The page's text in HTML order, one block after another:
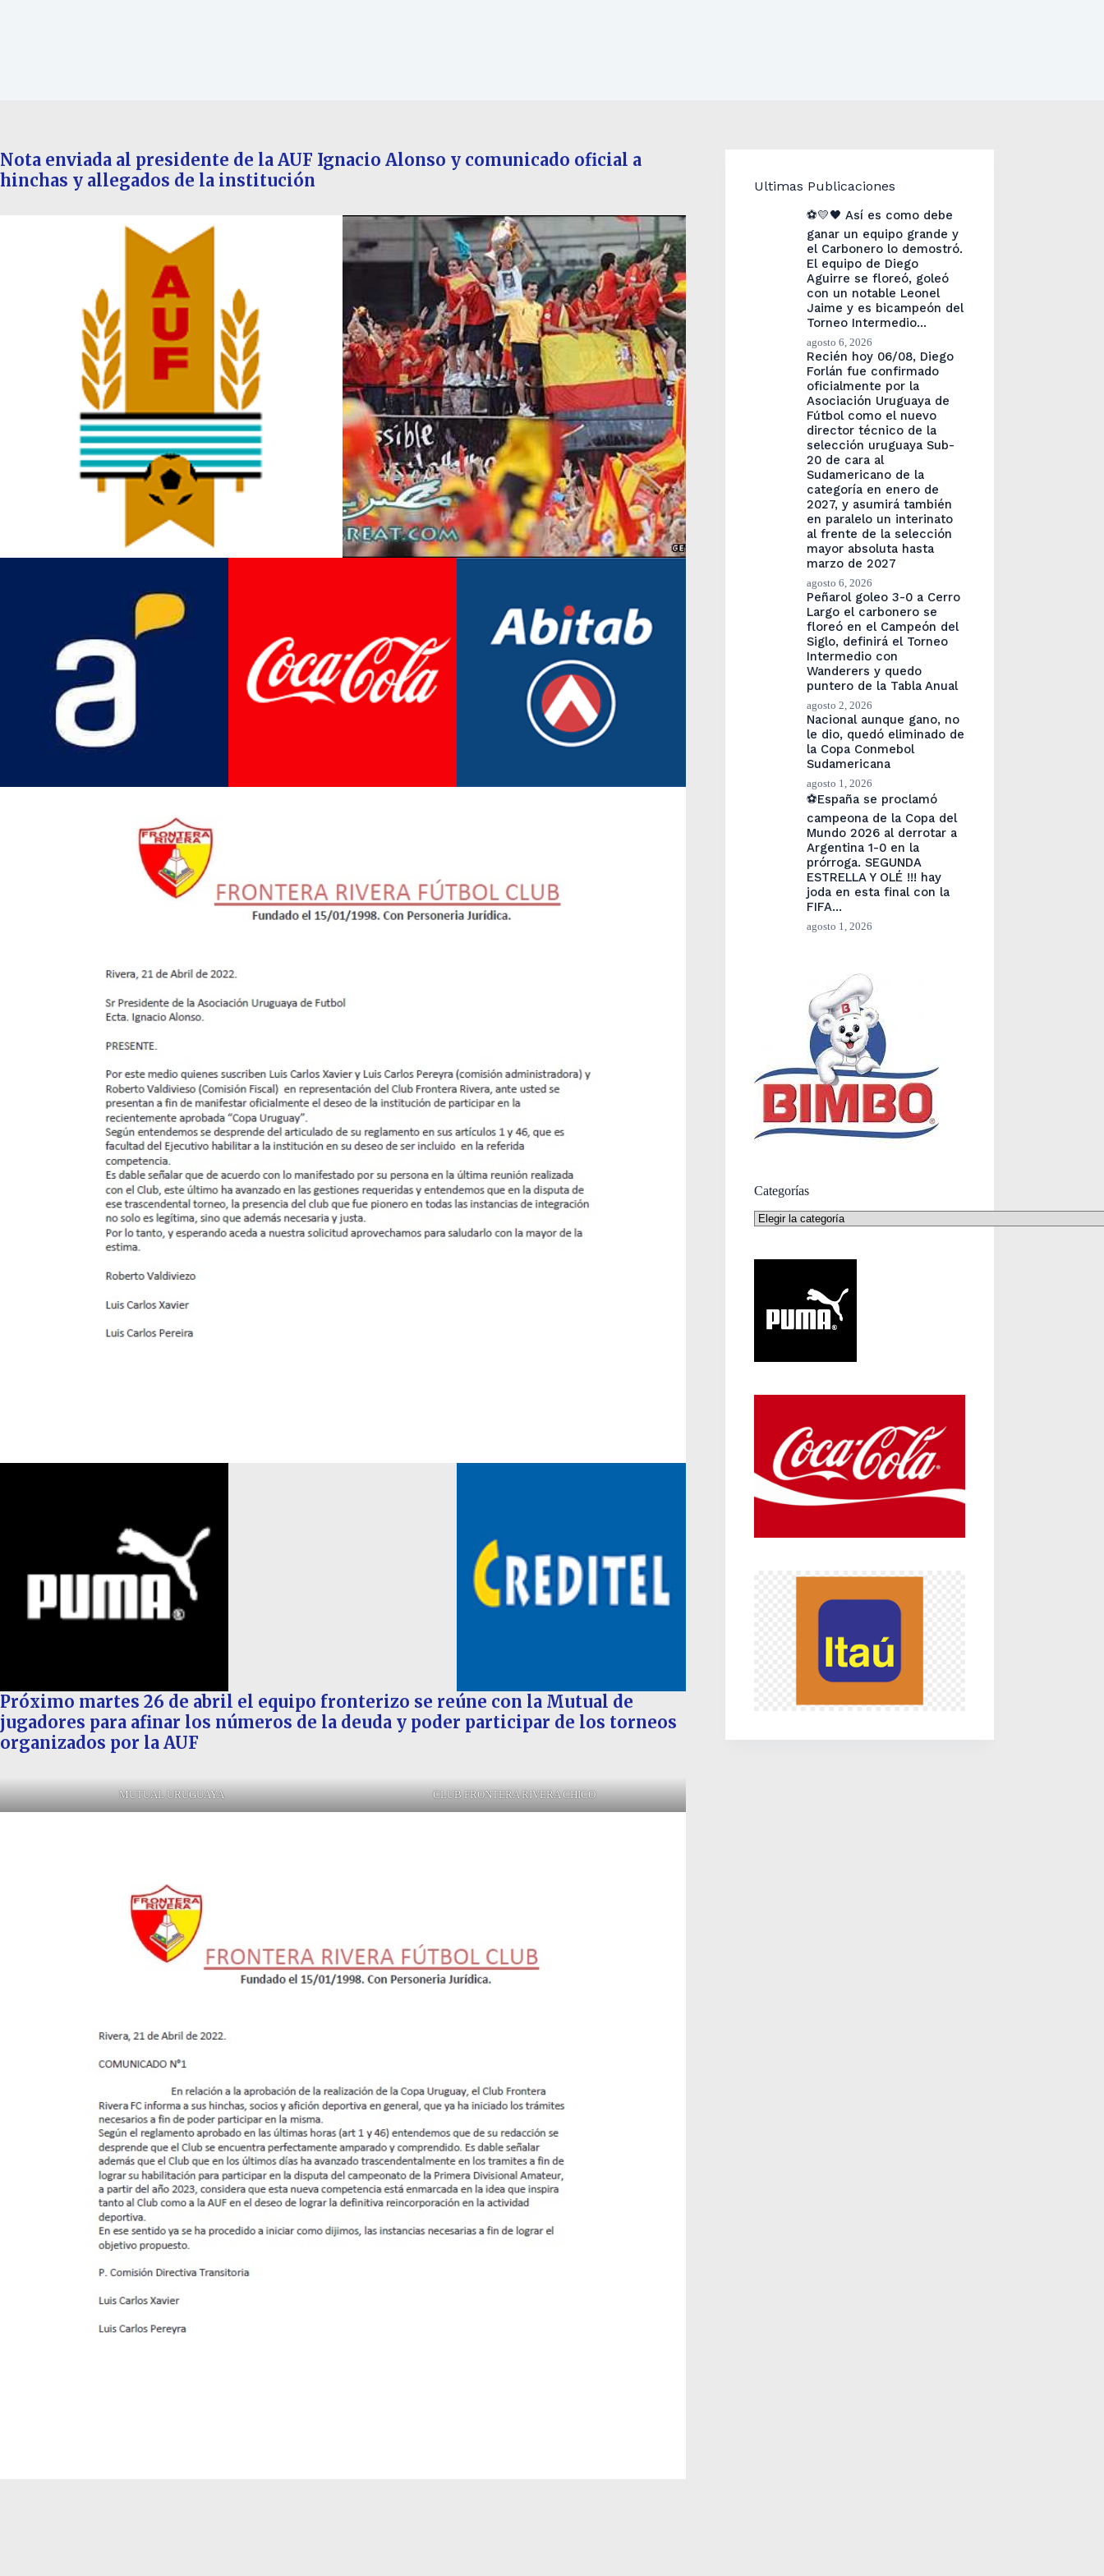
Nota enviada al presidente de la AUF Ignacio Alonso y comunicado oficial a
hinchas y allegados de la institución
Próximo martes 26 de abril el equipo fronterizo se reúne con la Mutual de
jugadores para afinar los números de la deuda y poder participar de los torneos
organizados por la AUF
MUTUAL URUGUAYA CLUB FRONTERA RIVERA CHICO
Ultimas Publicaciones
⚽💛🖤 Así es como debe
ganar un equipo grande y
el Carbonero lo demostró.
El equipo de Diego
Aguirre se floreó, goleó
con un notable Leonel
Jaime y es bicampeón del
Torneo Intermedio…
agosto 6, 2026
Recién hoy 06/08, Diego
Forlán fue confirmado
oficialmente por la
Asociación Uruguaya de
Fútbol como el nuevo
director técnico de la
selección uruguaya Sub-
20 de cara al
Sudamericano de la
categoría en enero de
2027, y asumirá también
en paralelo un interinato
al frente de la selección
mayor absoluta hasta
marzo de 2027
agosto 6, 2026
Peñarol goleo 3-0 a Cerro
Largo el carbonero se
floreó en el Campeón del
Siglo, definirá el Torneo
Intermedio con
Wanderers y quedo
puntero de la Tabla Anual
agosto 2, 2026
Nacional aunque gano, no
le dio, quedó eliminado de
la Copa Conmebol
Sudamericana
agosto 1, 2026
⚽España se proclamó
campeona de la Copa del
Mundo 2026 al derrotar a
Argentina 1-0 en la
prórroga. SEGUNDA
ESTRELLA Y OLÉ !!! hay
joda en esta final con la
FIFA…
agosto 1, 2026
Categorías
Categorías